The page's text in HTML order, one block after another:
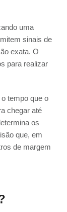
uma
sinais de
exata. O
para realizar
tempo que o
chegar até
os
que, em
de margem